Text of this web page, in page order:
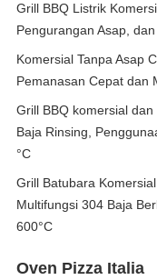
Grill BBQ Listrik
Pengurangan Asap,
Komersial Tanpa Asap
Pemanasan Cepat dan
Grill BBQ komersial
Baja Rinsing,
°C
Grill Batubara
Multifungsi 304 Baja
600°C
Oven Pizza Italia